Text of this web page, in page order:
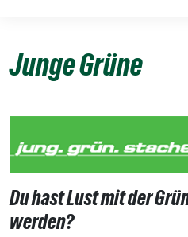
Junge Grüne
Du hast Lust mit der
werden?